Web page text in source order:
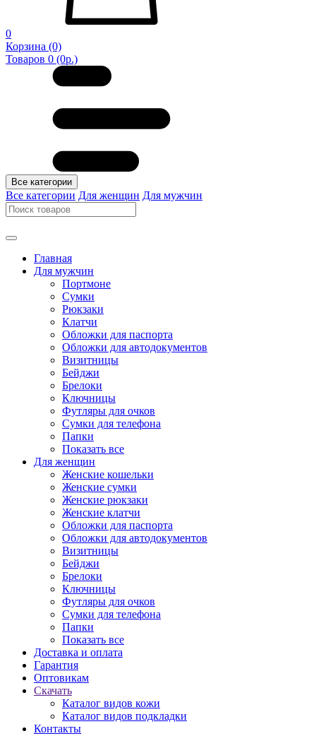
0
Корзина (0)
Товаров 0 (0р.)
Все категории
Все категории Для женщин Для мужчин
Главная
Для мужчин
Портмоне
Сумки
Рюкзаки
Клатчи
Обложки для паспорта
Обложки для автодокументов
Визитницы
Бейджи
Брелоки
Ключницы
Футляры для очков
Сумки для телефона
Папки
Показать все
Для женщин
Женские кошельки
Женские сумки
Женские рюкзаки
Женские клатчи
Обложки для паспорта
Обложки для автодокументов
Визитницы
Бейджи
Брелоки
Ключницы
Футляры для очков
Сумки для телефона
Папки
Показать все
Доставка и оплата
Гарантия
Оптовикам
Скачать
Каталог видов кожи
Каталог видов подкладки
Контакты